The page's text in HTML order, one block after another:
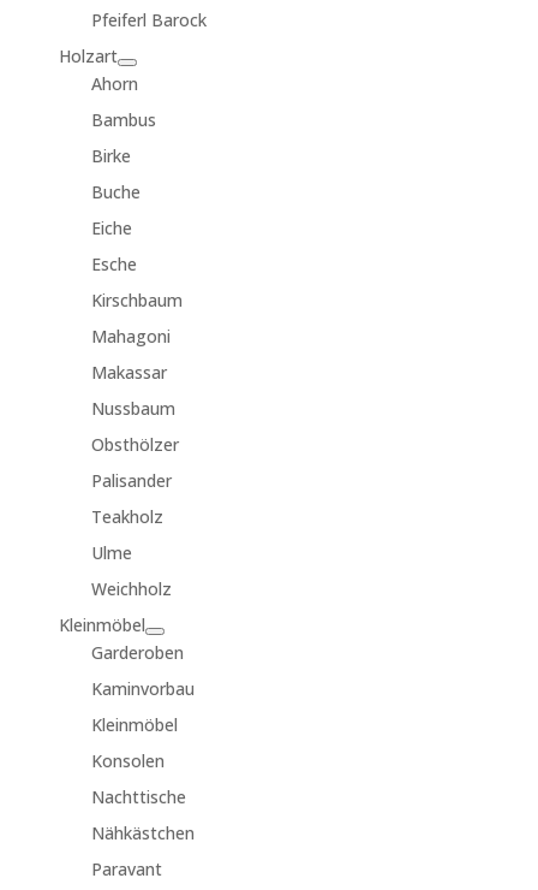
Pfeiferl Barock
Holzart
Ahorn
Bambus
Birke
Buche
Eiche
Esche
Kirschbaum
Mahagoni
Makassar
Nussbaum
Obsthölzer
Palisander
Teakholz
Ulme
Weichholz
Kleinmöbel
Garderoben
Kaminvorbau
Kleinmöbel
Konsolen
Nachttische
Nähkästchen
Paravant